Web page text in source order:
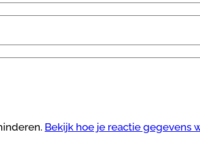
Bekijk hoe je reactie gegevens